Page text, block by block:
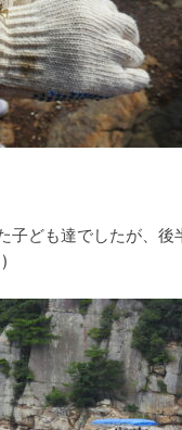
子ども達でしたが、後